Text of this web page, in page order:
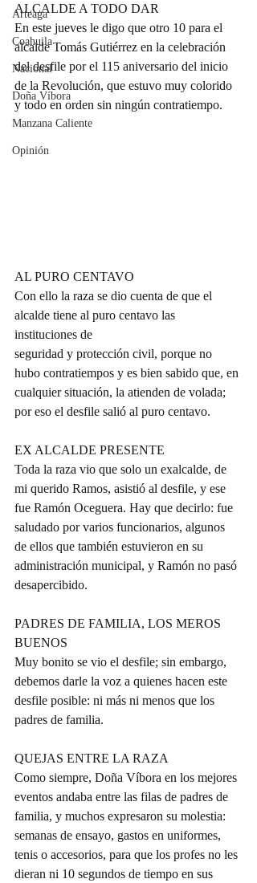
Arteaga
Coahuila
Nacional
Doña Víbora
Manzana Caliente
Opinión
ALCALDE A TODO DAR
En este jueves le digo que otro 10 para el
alcalde Tomás Gutiérrez en la celebración
del desfile por el 115 aniversario del inicio
de la Revolución, que estuvo muy colorido
y todo en orden sin ningún contratiempo.
AL PURO CENTAVO
Con ello la raza se dio cuenta de que el
alcalde tiene al puro centavo las
instituciones de
seguridad y protección civil, porque no
hubo contratiempos y es bien sabido que, en
cualquier situación, la atienden de volada;
por eso el desfile salió al puro centavo.
EX ALCALDE PRESENTE
Toda la raza vio que solo un exalcalde, de
mi querido Ramos, asistió al desfile, y ese
fue Ramón Oceguera. Hay que decirlo: fue
saludado por varios funcionarios, algunos
de ellos que también estuvieron en su
administración municipal, y Ramón no pasó
desapercibido.
PADRES DE FAMILIA, LOS MEROS
BUENOS
Muy bonito se vio el desfile; sin embargo,
debemos darle la voz a quienes hacen este
desfile posible: ni más ni menos que los
padres de familia.
QUEJAS ENTRE LA RAZA
Como siempre, Doña Víbora en los mejores
eventos andaba entre las filas de padres de
familia, y muchos expresaron su molestia:
semanas de ensayo, gastos en uniformes,
tenis o accesorios, para que los profes no les
dieran ni 10 segundos de tiempo en sus